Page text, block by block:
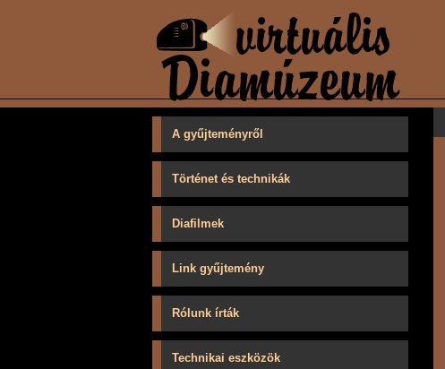
A gyűjteményről
Történet és technikák
Diafilmek
Link gyűjtemény
Rólunk írták
Technikai eszközök